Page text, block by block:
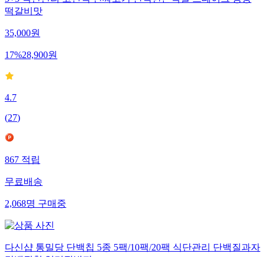
5+5 식단관리 고단백 진짜고기 완벽한돈백질 스테이크 궁중
떡갈비맛
35,000원
17%28,900원
4.7
(27)
867적립
무료배송
2,068명구매중
다신샵 통밀당 단백칩 5종 5팩/10팩/20팩 식단관리 단백질과자